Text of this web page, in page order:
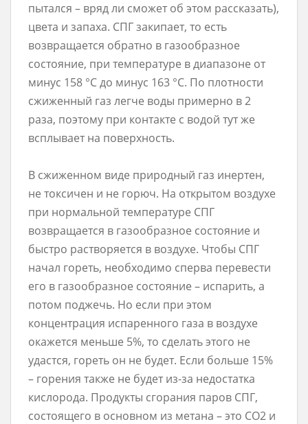
пытался – вряд ли сможет об этом рассказать),
цвета и запаха. СПГ закипает, то есть
возвращается обратно в газообразное
состояние, при температуре в диапазоне от
минус 158 °C до минус 163 °C. По плотности
сжиженный газ легче воды примерно в 2
раза, поэтому при контакте с водой тут же
всплывает на поверхность.
В сжиженном виде природный газ инертен,
не токсичен и не горюч. На открытом воздухе
при нормальной температуре СПГ
возвращается в газообразное состояние и
быстро растворяется в воздухе. Чтобы СПГ
начал гореть, необходимо сперва перевести
его в газообразное состояние – испарить, а
потом поджечь. Но если при этом
концентрация испаренного газа в воздухе
окажется меньше 5%, то сделать этого не
удастся, гореть он не будет. Если больше 15%
– горения также не будет из-за недостатка
кислорода. Продукты сгорания паров СПГ,
состоящего в основном из метана – это CO2 и